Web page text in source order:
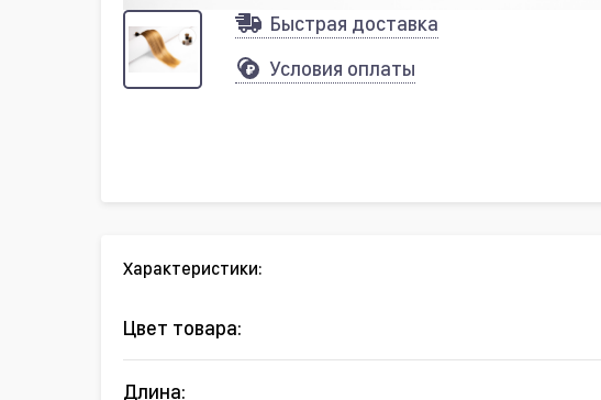
Быстрая доставка
Условия оплаты
Характеристики:
Цвет товара:
Длина: